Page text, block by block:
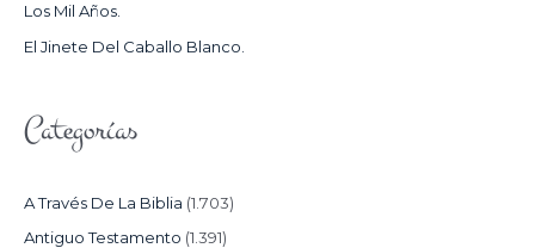
:Los Mil Años.
El Jinete Del Caballo Blanco.
Categorías
A Través De La Biblia (1.703)
Antiguo Testamento (1.391)